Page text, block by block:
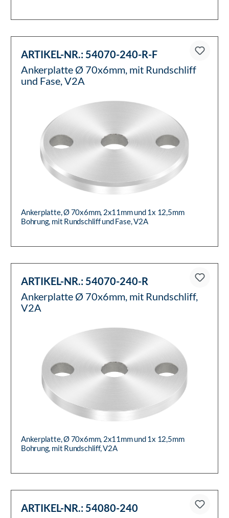
ARTIKEL-NR.: 54070-240-R-F
Ankerplatte Ø 70x6mm, mit Rundschliff
und Fase, V2A
Ankerplatte, Ø 70x6mm, 2x11mm und 1x 12,5mm
Bohrung, mit Rundschliff und Fase, V2A
ARTIKEL-NR.: 54070-240-R
Ankerplatte Ø 70x6mm, mit Rundschliff,
V2A
Ankerplatte, Ø 70x6mm, 2x11mm und 1x 12,5mm
Bohrung, mit Rundschliff, V2A
ARTIKEL-NR.: 54080-240